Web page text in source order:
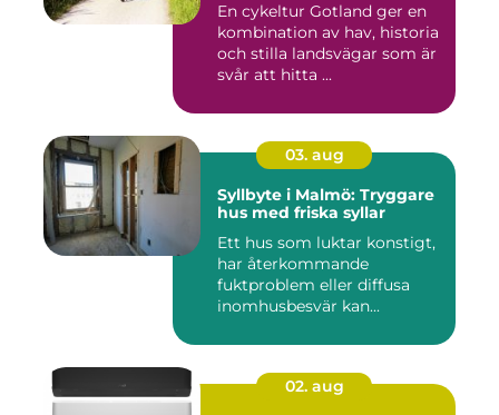
En cykeltur Gotland ger en
kombination av hav, historia
och stilla landsvägar som är
svår att hitta ...
03. aug
Syllbyte i Malmö: Tryggare
hus med friska syllar
Ett hus som luktar konstigt,
har återkommande
fuktproblem eller diffusa
inomhusbesvär kan...
02. aug